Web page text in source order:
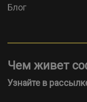
Блог
Чем живет
Узнайте в